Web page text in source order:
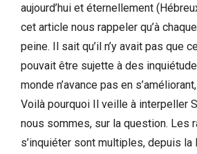
aujourd’hui et éternellement
cet article nous rappeler qu’à
peine. Il sait qu’il n’y avait pas que
pouvait être sujette à des
monde n’avance pas en
Voilà pourquoi Il veille à interpeller
nous sommes, sur la question. Les
s’inquiéter sont multiples, depuis la